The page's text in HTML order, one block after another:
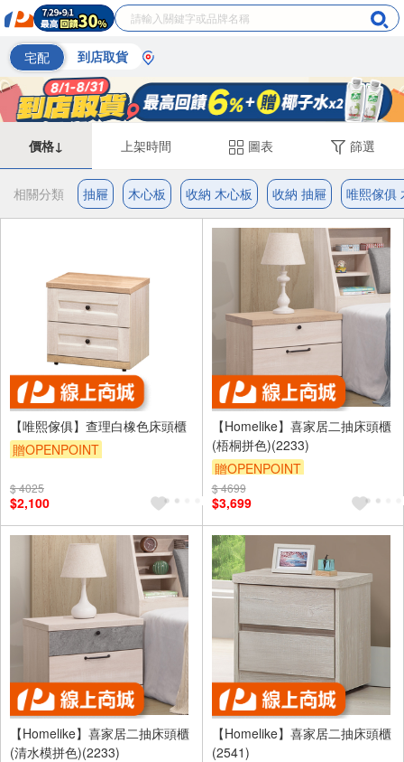
宅配 到店取貨
價格↓ 上架時間 圖表 篩選
相關分類 抽屜 木心板 收納 木心板 收納 抽屜 唯熙傢俱
【唯熙傢俱】查理白橡色床頭櫃
贈OPENPOINT
$ 4025
$2,100
【Homelike】喜家居二抽床頭櫃
(梧桐拼色)(2233)
贈OPENPOINT
滿5000享92折
$ 4699
$3,699
【Homelike】喜家居二抽床頭櫃
(清水模拼色)(2233)
【Homelike】喜家居二抽床頭櫃
(2541)